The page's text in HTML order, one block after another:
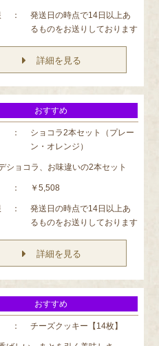
：
発送日の時点で14日以上あ
るものをお送りしております
詳細を見る
おすすめ
：
ショコラ2本セット（プレー
ン・オレンジ）
ショコラ、お味違いの2本セット
： ￥5,508
：
発送日の時点で14日以上あ
るものをお送りしております
詳細を見る
おすすめ
： チーズクッキー【14枚】